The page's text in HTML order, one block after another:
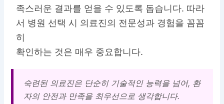
족스러운 결과를 얻을 수 있도록 돕습니다. 따라
서 병원 선택 시 의료진의 전문성과 경험을 꼼꼼
히
확인하는 것은 매우 중요합니다.
숙련된 의료진은 단순히 기술적인 능력을 넘어, 환
자의 안전과 만족을 최우선으로 생각합니다.